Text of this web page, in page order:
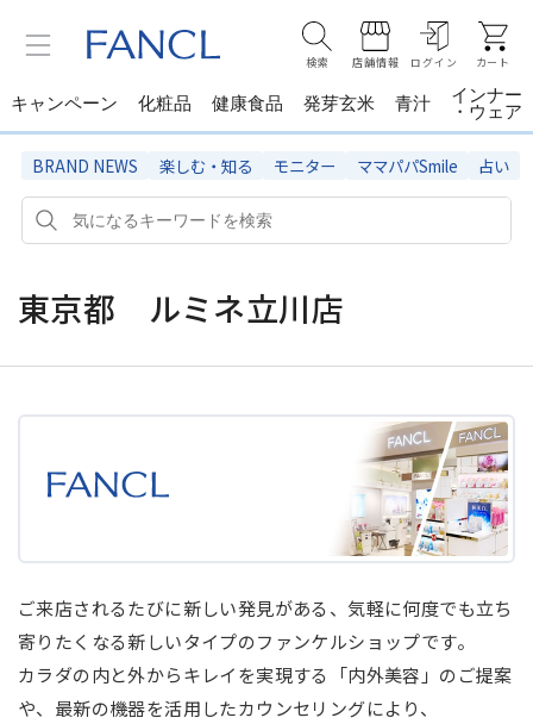
検索 店舗情報 ログイン カート
キャンペーン 化粧品 健康食品 発芽玄米 青汁
インナー
・ウェア
BRAND NEWS 楽しむ・知る モニター ママパパSmile 占い
東京都 ルミネ立川店
ご来店されるたびに新しい発見がある、気軽に何度でも立ち
寄りたくなる新しいタイプのファンケルショップです。
カラダの内と外からキレイを実現する「内外美容」のご提案
や、最新の機器を活用したカウンセリングにより、